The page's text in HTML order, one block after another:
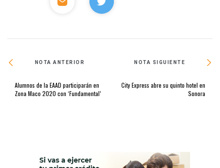
NOTA ANTERIOR
Alumnos de la EAAD participarán en
Zona Maco 2020 con ‘Fundamental’
NOTA SIGUIENTE
City Express abre su quinto hotel en
Sonora